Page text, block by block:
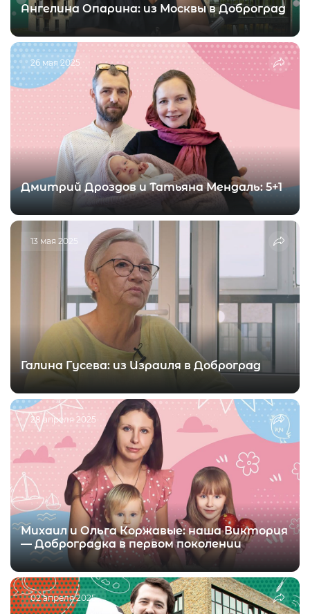
Ангелина Опарина: из Москвы в Доброград
26 мая 2025
Дмитрий Дроздов и Татьяна Мендаль: 5+1
13 мая 2025
Галина Гусева: из Израиля в Доброград
28 апреля 2025
Михаил и Ольга Коржавые: наша Виктория
— Доброградка в первом поколении
02 апреля 2025